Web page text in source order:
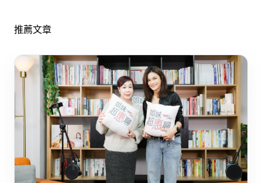
推薦文章